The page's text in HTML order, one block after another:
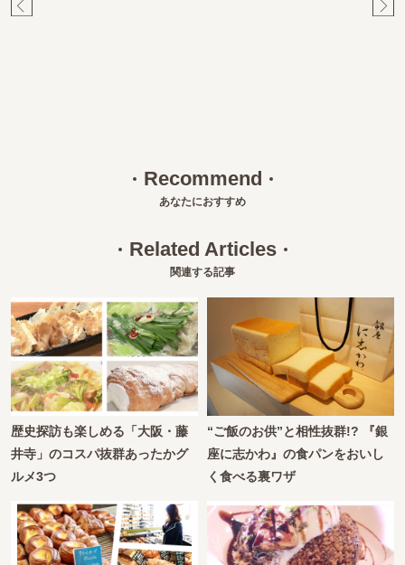
Recommend
あなたにおすすめ
Related Articles
関連する記事
歴史探訪も楽しめる「大阪・藤
井寺」のコスパ抜群あったかグ
ルメ3つ
“ご飯のお供”と相性抜群!? 『銀
座に志かわ』の食パンをおいし
く食べる裏ワザ